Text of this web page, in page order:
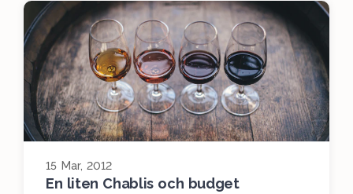
15 Mar, 2012
En liten Chablis och budget